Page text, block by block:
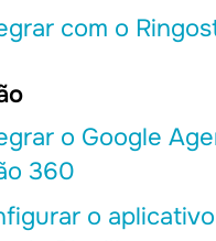
com o
o Google
360
o